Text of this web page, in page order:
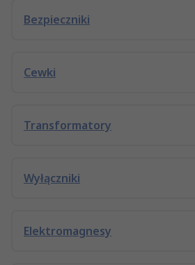
Bezpieczniki
Cewki
Transformatory
Wyłączniki
Elektromagnesy